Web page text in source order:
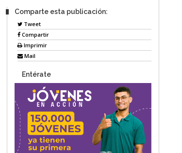
Comparte esta publicación:
Tweet
Compartir
Imprimir
Mail
Entérate